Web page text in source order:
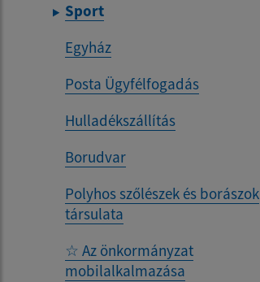
Sport
Egyház
Posta Ügyfélfogadás
Hulladékszállítás
Borudvar
Polyhos szőlészek és borászok
társulata
☆ Az önkormányzat
mobilalkalmazása